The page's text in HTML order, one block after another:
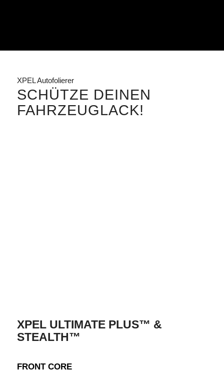
XPEL Autofolierer
SCHÜTZE DEINEN
FAHRZEUGLACK!
XPEL ULTIMATE PLUS™ &
STEALTH™
FRONT CORE